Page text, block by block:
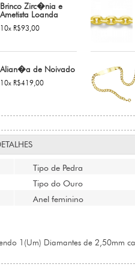
Brinco Zirc�nia e
Ametista Loanda
10x R$93,00
Alian�a de Noivado
10x R$419,00
Tipo de Pedra
Tipo do Ouro
Anel feminino
1(Um) Diamantes de 2,50mm